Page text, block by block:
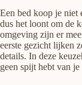
Een bed koop je niet
dus het loont om de
omgeving zijn er
eerste gezicht lijken
details. In deze
geen spijt hebt van je